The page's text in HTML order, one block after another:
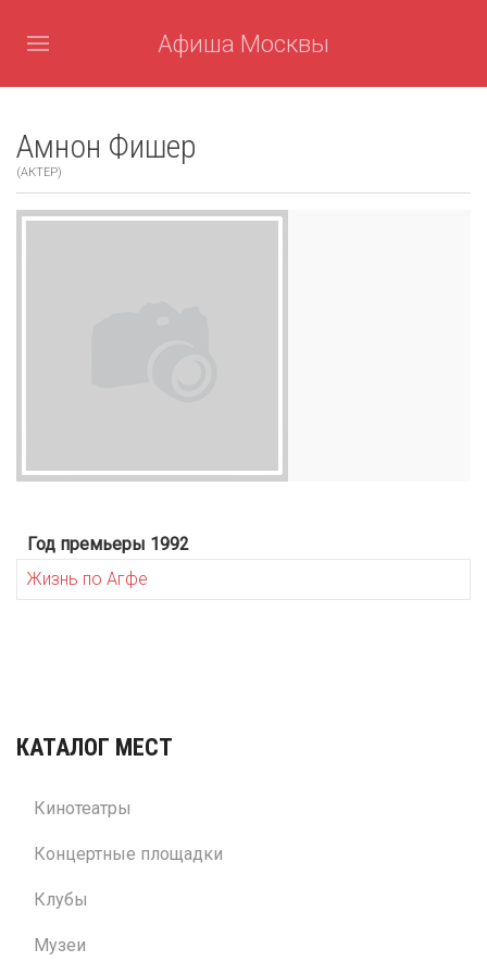
Афиша Москвы
Амнон Фишер
(АКТЕР)
Год премьеры 1992
Жизнь по Агфе
КАТАЛОГ МЕСТ
Кинотеатры
Концертные площадки
Клубы
Музеи